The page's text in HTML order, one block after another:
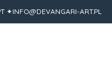
✦INFO@DEVANGARI-ART.PL